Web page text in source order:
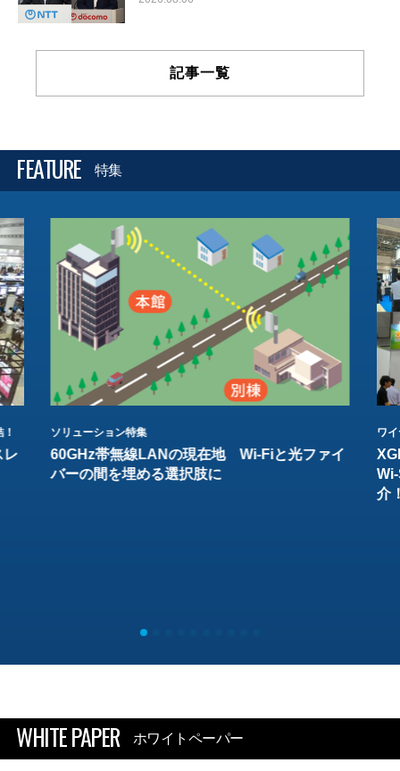
記事一覧
FEATURE 特集
レ
ソリューション特集
60GHz帯無線LANの現在地 Wi-Fiと光ファイ
バーの間を埋める選択肢に
ワ
介
WHITE PAPER ホワイトペーパー